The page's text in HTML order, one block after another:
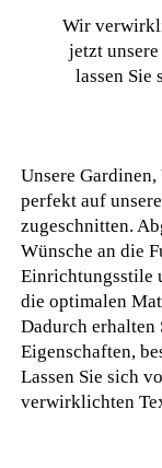
Wir
jetzt
lassen Sie
Unsere
perfekt auf
zugeschnitten.
Wünsche an die
Einrichtungsstile
die optimalen
Dadurch erhalten
Eigenschaften,
Lassen Sie sich
verwirklichten